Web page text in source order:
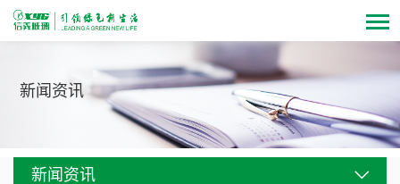
新闻资讯
新闻资讯